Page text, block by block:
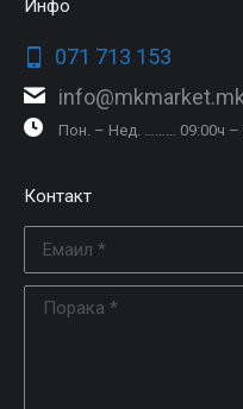
Инфо
071 713 153
info@mkmarket.mk
Пон. – Нед. ……… 09:00ч –
Контакт
Порака *